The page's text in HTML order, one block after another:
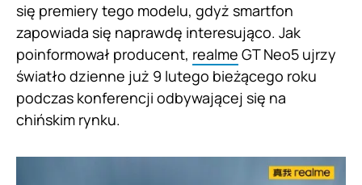
się premiery tego modelu, gdyż smartfon
zapowiada się naprawdę interesująco. Jak
poinformował producent, realme GT Neo5 ujrzy
światło dzienne już 9 lutego bieżącego roku
podczas konferencji odbywającej się na
chińskim rynku.